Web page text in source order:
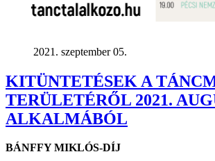
2021. szeptember 05.
KITÜNTETÉSEK A
TERÜLETÉRŐL 2021.
ALKALMÁBÓL
BÁNFFY MIKLÓS-DÍJ